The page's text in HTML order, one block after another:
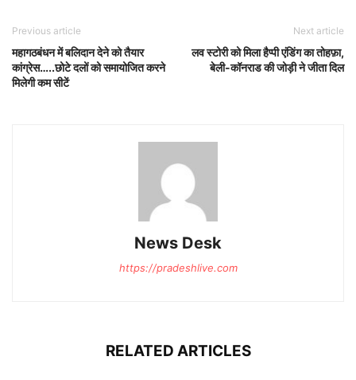
Previous article
महागठबंधन में बलिदान देने को तैयार
कांग्रेस…..छोटे दलों को समायोजित करने
मिलेगी कम सीटें
Next article
लव स्टोरी को मिला हैप्पी एंडिंग का तोहफ़ा,
बेली-कॉनराड की जोड़ी ने जीता दिल
News Desk
https://pradeshlive.com
RELATED ARTICLES